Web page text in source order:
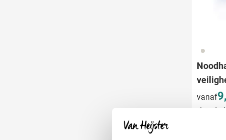
032
vanaf